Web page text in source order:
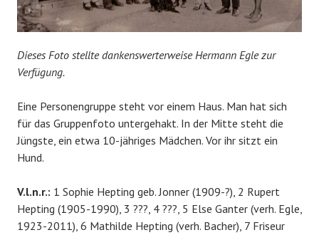
Dieses Foto stellte dankenswerterweise Hermann Egle zur
Verfügung.
Eine Personengruppe steht vor einem Haus. Man hat sich
für das Gruppenfoto untergehakt. In der Mitte steht die
Jüngste, ein etwa 10-jähriges Mädchen. Vor ihr sitzt ein
Hund.
V.l.n.r.: 1 Sophie Hepting geb. Jonner (1909-?), 2 Rupert
Hepting (1905-1990), 3 ???, 4 ???, 5 Else Ganter (verh. Egle,
1923-2011), 6 Mathilde Hepting (verh. Bacher), 7 Friseur